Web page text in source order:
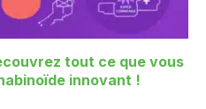
tout ce que vous
innovant !